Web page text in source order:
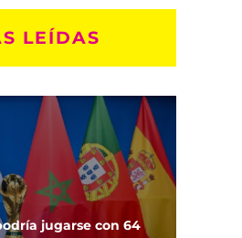
LEÍDAS
jugarse con 64